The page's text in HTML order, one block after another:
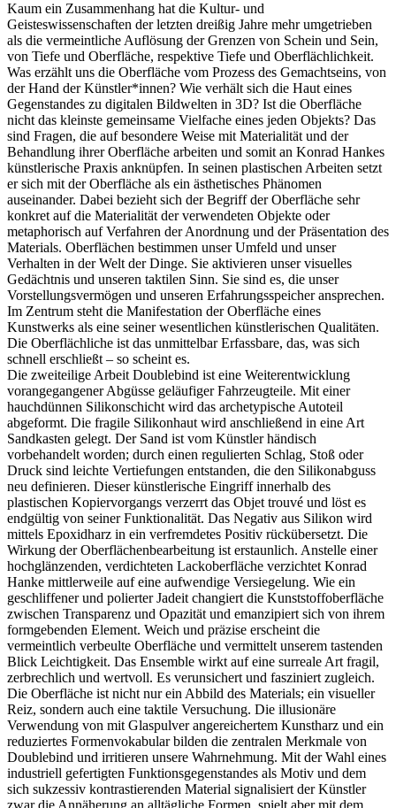
Kaum ein Zusammenhang hat die Kultur- und
Geisteswissenschaften der letzten dreißig Jahre mehr umgetrieben
als die vermeintliche Auflösung der Grenzen von Schein und Sein,
von Tiefe und Oberfläche, respektive Tiefe und Oberflächlichkeit.
Was erzählt uns die Oberfläche vom Prozess des Gemachtseins, von
der Hand der Künstler*innen? Wie verhält sich die Haut eines
Gegenstandes zu digitalen Bildwelten in 3D? Ist die Oberfläche
nicht das kleinste gemeinsame Vielfache eines jeden Objekts? Das
sind Fragen, die auf besondere Weise mit Materialität und der
Behandlung ihrer Oberfläche arbeiten und somit an Konrad Hankes
künstlerische Praxis anknüpfen. In seinen plastischen Arbeiten setzt
er sich mit der Oberfläche als ein ästhetisches Phänomen
auseinander. Dabei bezieht sich der Begriff der Oberfläche sehr
konkret auf die Materialität der verwendeten Objekte oder
metaphorisch auf Verfahren der Anordnung und der Präsentation des
Materials. Oberflächen bestimmen unser Umfeld und unser
Verhalten in der Welt der Dinge. Sie aktivieren unser visuelles
Gedächtnis und unseren taktilen Sinn. Sie sind es, die unser
Vorstellungsvermögen und unseren Erfahrungsspeicher ansprechen.
Im Zentrum steht die Manifestation der Oberfläche eines
Kunstwerks als eine seiner wesentlichen künstlerischen Qualitäten.
Die Oberflächliche ist das unmittelbar Erfassbare, das, was sich
schnell erschließt – so scheint es.
Die zweiteilige Arbeit Doublebind ist eine Weiterentwicklung
vorangegangener Abgüsse geläufiger Fahrzeugteile. Mit einer
hauchdünnen Silikonschicht wird das archetypische Autoteil
abgeformt. Die fragile Silikonhaut wird anschließend in eine Art
Sandkasten gelegt. Der Sand ist vom Künstler händisch
vorbehandelt worden; durch einen regulierten Schlag, Stoß oder
Druck sind leichte Vertiefungen entstanden, die den Silikonabguss
neu definieren. Dieser künstlerische Eingriff innerhalb des
plastischen Kopiervorgangs verzerrt das Objet trouvé und löst es
endgültig von seiner Funktionalität. Das Negativ aus Silikon wird
mittels Epoxidharz in ein verfremdetes Positiv rückübersetzt. Die
Wirkung der Oberflächenbearbeitung ist erstaunlich. Anstelle einer
hochglänzenden, verdichteten Lackoberfläche verzichtet Konrad
Hanke mittlerweile auf eine aufwendige Versiegelung. Wie ein
geschliffener und polierter Jadeit changiert die Kunststoffoberfläche
zwischen Transparenz und Opazität und emanzipiert sich von ihrem
formgebenden Element. Weich und präzise erscheint die
vermeintlich verbeulte Oberfläche und vermittelt unserem tastenden
Blick Leichtigkeit. Das Ensemble wirkt auf eine surreale Art fragil,
zerbrechlich und wertvoll. Es verunsichert und fasziniert zugleich.
Die Oberfläche ist nicht nur ein Abbild des Materials; ein visueller
Reiz, sondern auch eine taktile Versuchung. Die illusionäre
Verwendung von mit Glaspulver angereichertem Kunstharz und ein
reduziertes Formenvokabular bilden die zentralen Merkmale von
Doublebind und irritieren unsere Wahrnehmung. Mit der Wahl eines
industriell gefertigten Funktionsgegenstandes als Motiv und dem
sich sukzessiv kontrastierenden Material signalisiert der Künstler
zwar die Annäherung an alltägliche Formen, spielt aber mit dem